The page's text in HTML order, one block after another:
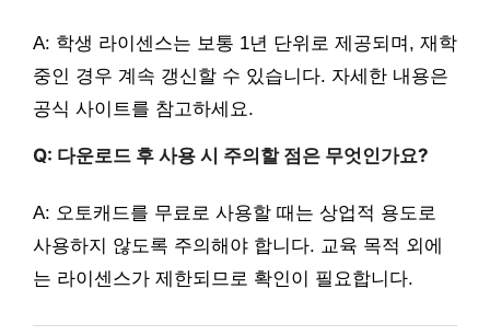
A: 학생 라이센스는 보통 1년 단위로 제공되며, 재학
중인 경우 계속 갱신할 수 있습니다. 자세한 내용은
공식 사이트를 참고하세요.
Q: 다운로드 후 사용 시 주의할 점은 무엇인가요?
A: 오토캐드를 무료로 사용할 때는 상업적 용도로
사용하지 않도록 주의해야 합니다. 교육 목적 외에
는 라이센스가 제한되므로 확인이 필요합니다.